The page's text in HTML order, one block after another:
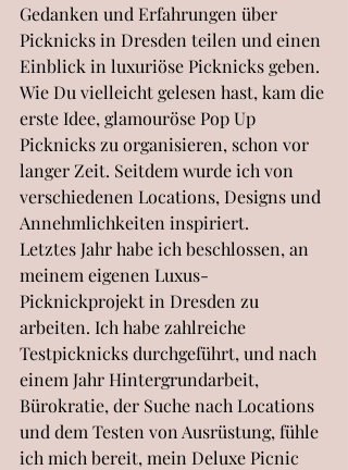
Gedanken und Erfahrungen über
Picknicks in Dresden teilen und einen
Einblick in luxuriöse Picknicks geben.
Wie Du vielleicht gelesen hast, kam die
erste Idee, glamouröse Pop Up
Picknicks zu organisieren, schon vor
langer Zeit. Seitdem wurde ich von
verschiedenen Locations, Designs und
Annehmlichkeiten inspiriert.
Letztes Jahr habe ich beschlossen, an
meinem eigenen Luxus-
Picknickprojekt in Dresden zu
arbeiten. Ich habe zahlreiche
Testpicknicks durchgeführt, und nach
einem Jahr Hintergrundarbeit,
Bürokratie, der Suche nach Locations
und dem Testen von Ausrüstung, fühle
ich mich bereit, mein Deluxe Picnic